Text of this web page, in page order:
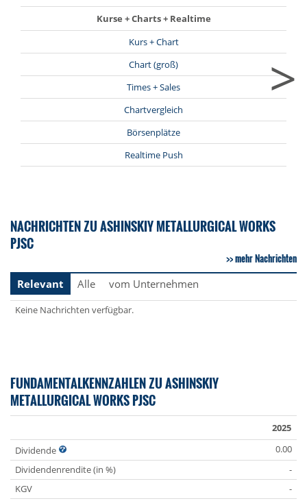
Kurse + Charts + Realtime
Kurs + Chart
Chart (groß)
Times + Sales
Chartvergleich
Börsenplätze
Realtime Push
>
NACHRICHTEN ZU ASHINSKIY METALLURGICAL WORKS
PJSC
mehr Nachrichten
Relevant
Alle vom Unternehmen
Keine Nachrichten verfügbar.
FUNDAMENTALKENNZAHLEN ZU ASHINSKIY
METALLURGICAL WORKS PJSC
2025
Dividende
0.00
Dividendenrendite (in %)
-
KGV
-